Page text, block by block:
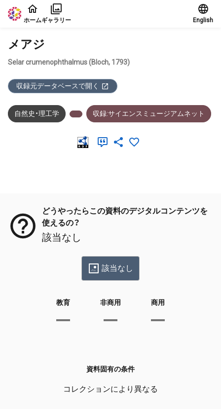
本文に飛ぶ
ホームギャラリー English
メアジ
Selar crumenophthalmus (Bloch, 1793)
収録元データベースで開く
自然史・理工学 収録:サイエンスミュージアムネット
どうやったらこの資料のデジタルコンテンツを
使えるの？
該当なし
該当なし
教育 非商用 商用
資料固有の条件
コレクションにより異なる